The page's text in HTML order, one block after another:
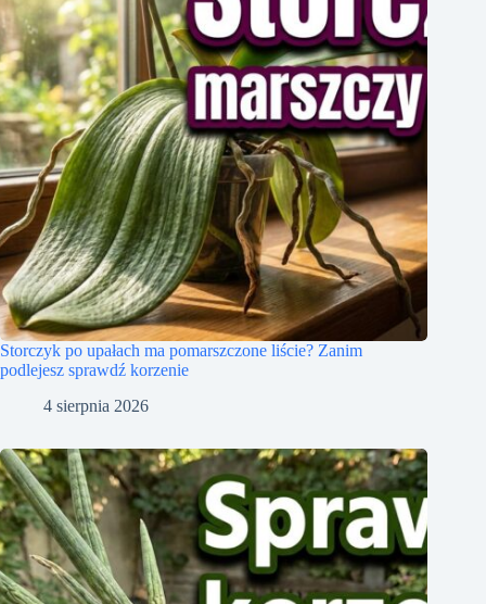
Storczyk po upałach ma pomarszczone liście? Zanim
podlejesz sprawdź korzenie
4 sierpnia 2026